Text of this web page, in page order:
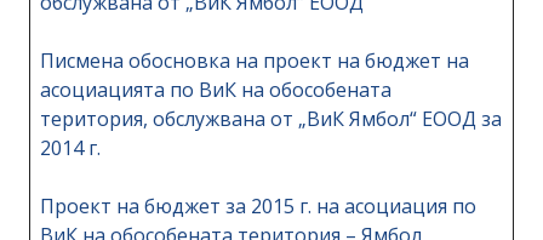
Писмена обосновка на проект на бюджет на
асоциацията по ВиК на обособената
територия, обслужвана от „ВиК Ямбол“ ЕООД за
2014 г.
Проект на бюджет за 2015 г. на асоциация по